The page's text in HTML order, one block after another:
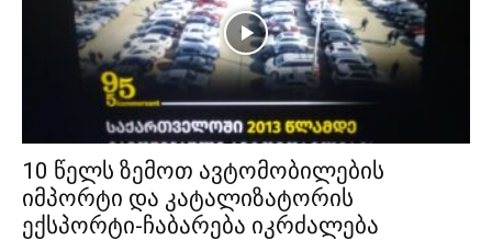
10 წელს ზემოთ ავტომობილების
იმპორტი და კატალიზატორის
ექსპორტი-ჩაბარება იკრძალება